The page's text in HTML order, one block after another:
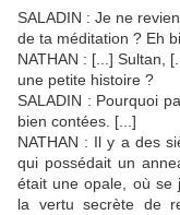
SALADIN : Je ne
de ta méditation ? Eh
NATHAN : [...] Sultan,
une petite histoire ?
SALADIN : Pourquoi
bien contées. [...]
NATHAN : Il y a des
qui possédait un
était une opale, où se
la vertu secrète de